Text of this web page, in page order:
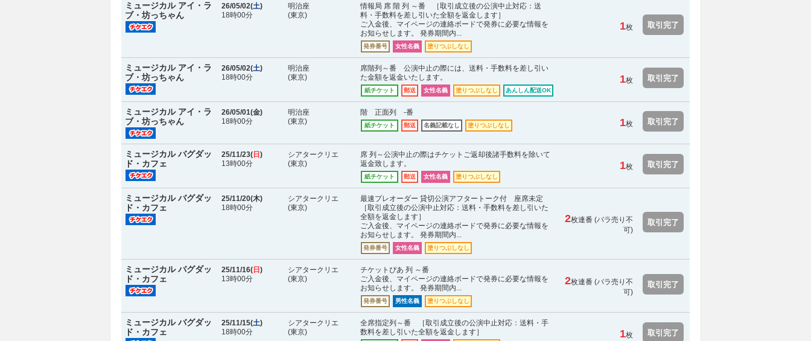
ミュージカル アイ・ラ
ブ・坊っちゃん
26/05/02(土)
18時00分
明治座
(東京)
情報局 席 階 列 ～番 ［取引成立後の公演中止対応：送
料・手数料を差し引いた全額を返金します］
ご入金後、マイページの連絡ボードで発券に必要な情報を
お知らせします。 発券期間内...
発券番号 女性名義 塗りつぶしなし
1枚 取引完了
ミュージカル アイ・ラ
ブ・坊っちゃん
26/05/02(土)
18時00分
明治座
(東京)
席階列～番 公演中止の際には、送料・手数料を差し引い
た金額を返金いたします。
紙チケット 郵送 女性名義 塗りつぶしなし あんしん配送OK
1枚 取引完了
ミュージカル アイ・ラ
ブ・坊っちゃん
26/05/01(金)
18時00分
明治座
(東京)
階 正面列 -番
紙チケット 郵送 名義記載なし 塗りつぶしなし 1枚 取引完了
ミュージカル バグダッ
ド・カフェ
25/11/23( 日 )
13時00分
シアタークリエ
(東京)
席 列～公演中止の際はチケットご返却後諸手数料を除いて
返金致します。
紙チケット 郵送 女性名義 塗りつぶしなし
1枚 取引完了
ミュージカル バグダッ
ド・カフェ
25/11/20(木)
18時00分
シアタークリエ
(東京)
最速プレオーダー 貸切公演アフタートーク付 座席未定
［取引成立後の公演中止対応：送料・手数料を差し引いた
全額を返金します］
ご入金後、マイページの連絡ボードで発券に必要な情報を
お知らせします。 発券期間内...
発券番号 女性名義 塗りつぶしなし
2枚連番 (バラ売り不
可)
取引完了
ミュージカル バグダッ
ド・カフェ
25/11/16( 日 )
13時00分
シアタークリエ
(東京)
チケットぴあ 列 ～番
ご入金後、マイページの連絡ボードで発券に必要な情報を
お知らせします。 発券期間内...
発券番号 男性名義 塗りつぶしなし
2枚連番 (バラ売り不
可)
取引完了
ミュージカル バグダッ
ド・カフェ
25/11/15(土)
18時00分
シアタークリエ
(東京)
全席指定列～番 ［取引成立後の公演中止対応：送料・手
数料を差し引いた全額を返金します］
1枚 取引完了